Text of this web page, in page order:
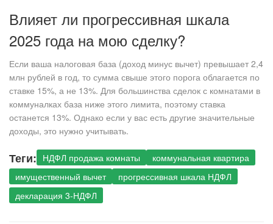
Влияет ли прогрессивная шкала
2025 года на мою сделку?
Если ваша налоговая база (доход минус вычет) превышает 2,4
млн рублей в год, то сумма свыше этого порога облагается по
ставке 15%, а не 13%. Для большинства сделок с комнатами в
коммуналках база ниже этого лимита, поэтому ставка
останется 13%. Однако если у вас есть другие значительные
доходы, это нужно учитывать.
Теги: НДФЛ продажа комнаты
коммунальная квартира
имущественный вычет
прогрессивная шкала НДФЛ
декларация 3-НДФЛ